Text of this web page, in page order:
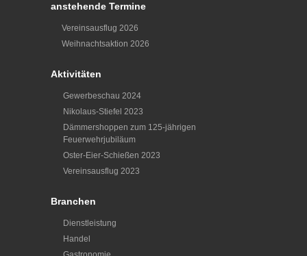
anstehende Termine
Vereinsausflug 2026
Weihnachtsaktion 2026
Aktivitäten
Gewerbeschau 2024
Nikolaus-Stiefel 2023
Dämmershoppen zum 125-jährigen
Feuerwehrjubiläum
Oster-Eier-Schießen 2023
Vereinsausflug 2023
Branchen
Dienstleistung
Handel